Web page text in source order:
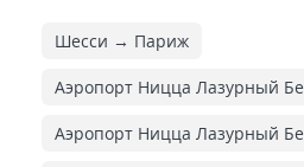
Шесси → Париж
Аэропорт Ницца Лазурный
Аэропорт Ницца Лазурный